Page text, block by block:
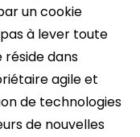
un cookie
à lever toute
réside dans
agile et
de technologies
de nouvelles